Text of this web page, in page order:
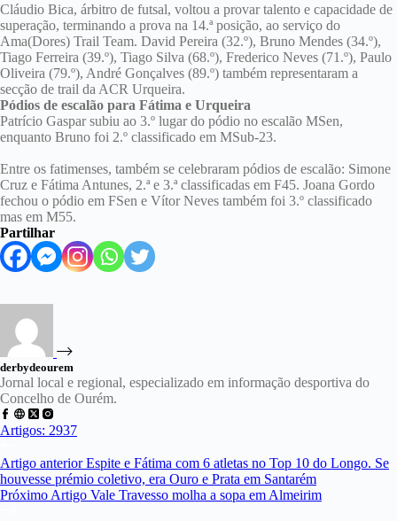
Cláudio Bica, árbitro de futsal, voltou a provar talento e capacidade de
superação, terminando a prova na 14.ª posição, ao serviço do
Ama(Dores) Trail Team. David Pereira (32.º), Bruno Mendes (34.º),
Tiago Ferreira (39.º), Tiago Silva (68.º), Frederico Neves (71.º), Paulo
Oliveira (79.º), André Gonçalves (89.º) também representaram a
secção de trail da ACR Urqueira.
Pódios de escalão para Fátima e Urqueira
Patrício Gaspar subiu ao 3.º lugar do pódio no escalão MSen,
enquanto Bruno foi 2.º classificado em MSub-23.
Entre os fatimenses, também se celebraram pódios de escalão: Simone
Cruz e Fátima Antunes, 2.ª e 3.ª classificadas em F45. Joana Gordo
fechou o pódio em FSen e Vítor Neves também foi 3.º classificado
mas em M55.
Partilhar
derbydeourem
Jornal local e regional, especializado em informação desportiva do
Concelho de Ourém.
Artigos: 2937
Artigo anteriorEspite e Fátima com 6 atletas no Top 10 do Longo. Se
houvesse prémio coletivo, era Ouro e Prata em Santarém
Próximo Artigo Vale Travesso molha a sopa em Almeirim